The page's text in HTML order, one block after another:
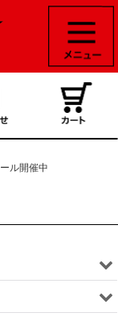
ル開催中